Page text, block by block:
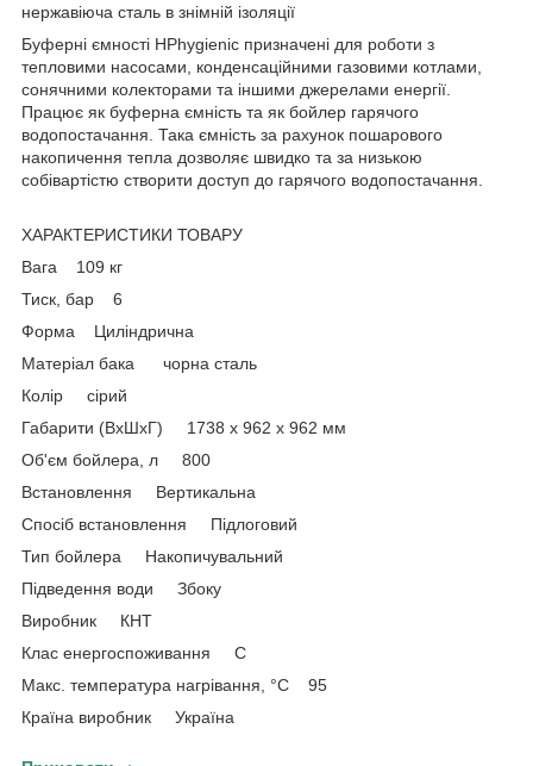
нержавіюча сталь в знімній ізоляції
Буферні ємності HPhygienic призначені для роботи з
тепловими насосами, конденсаційними газовими котлами,
сонячними колекторами та іншими джерелами енергії.
Працює як буферна ємність та як бойлер гарячого
водопостачання. Така ємність за рахунок пошарового
накопичення тепла дозволяє швидко та за низькою
собівартістю створити доступ до гарячого водопостачання.
ХАРАКТЕРИСТИКИ ТОВАРУ
Вага 109 кг
Тиск, бар 6
Форма Циліндрична
Матеріал бака чорна сталь
Колір сірий
Габарити (ВхШхГ) 1738 x 962 x 962 мм
Об'єм бойлера, л 800
Встановлення Вертикальна
Спосіб встановлення Підлоговий
Тип бойлера Накопичувальний
Підведення води Збоку
Виробник КНТ
Клас енергоспоживання C
Макс. температура нагрівання, °C 95
Країна виробник Україна